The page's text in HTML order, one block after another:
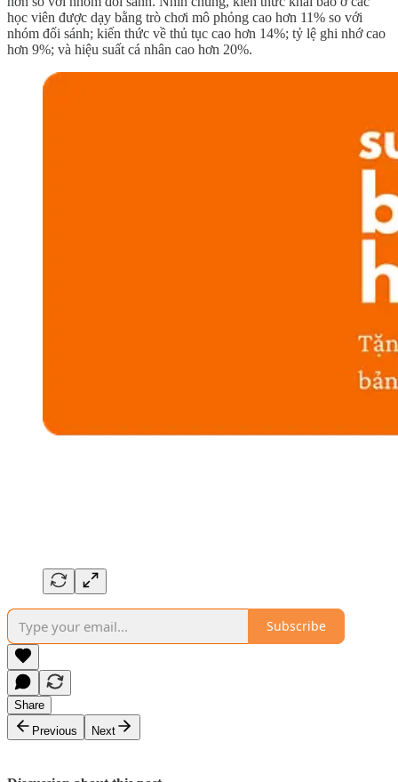
học viên được dạy bằng trò chơi mô phỏng cao hơn 11% so với
nhóm đối sánh; kiến thức về thủ tục cao hơn 14%; tỷ lệ ghi nhớ cao
hơn 9%; và hiệu suất cá nhân cao hơn 20%.
Subscribe
Share
Previous
Next